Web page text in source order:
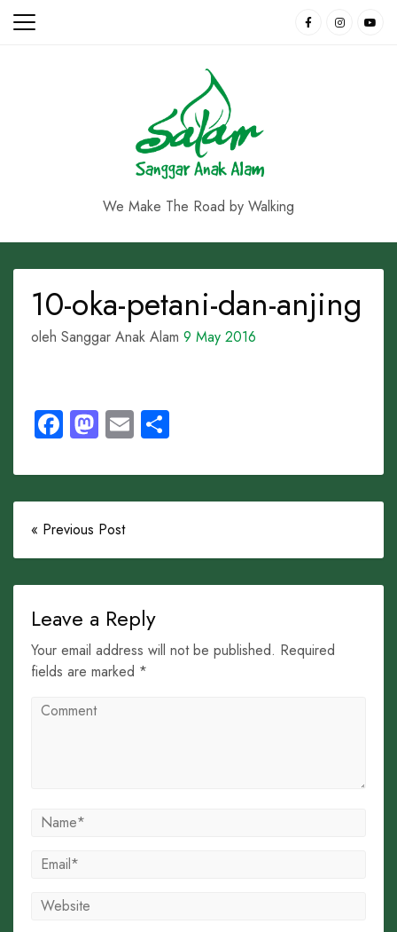
Skip
We Make The Road by Walking
10-oka-petani-dan-anjing
oleh Sanggar Anak Alam 9 May 2016
Facebook
Mastodon
Email
« Previous Post
Leave a Reply
Your email address will not be published. Required
fields are marked *